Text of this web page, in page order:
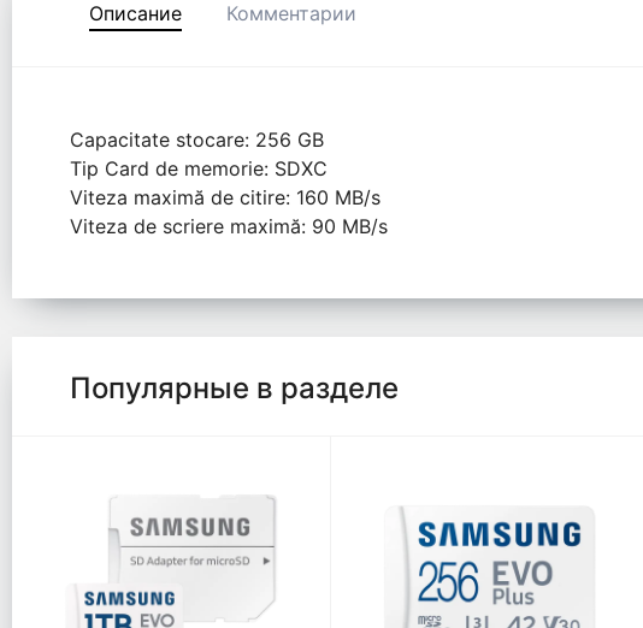
Описание Комментарии
Capacitate stocare: 256 GB
Tip Card de memorie: SDXC
Viteza maximă de citire: 160 MB/s
Viteza de scriere maximă: 90 MB/s
Популярные в разделе